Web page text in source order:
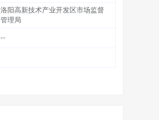
洛阳高新技术产业开发区市场监督
管理局
--